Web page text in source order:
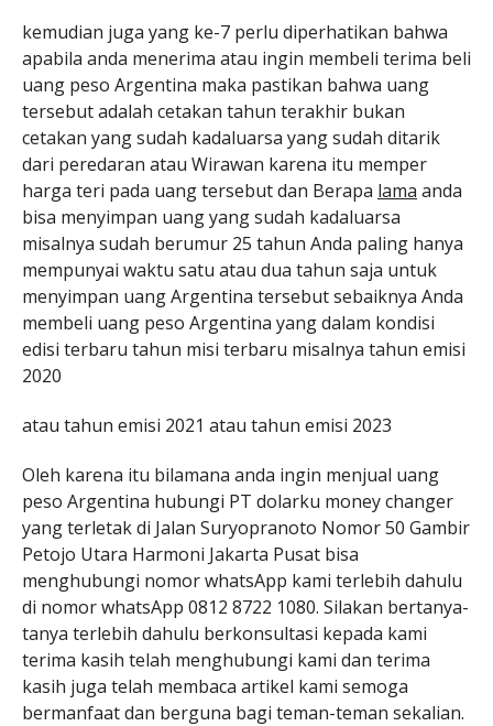
kemudian juga yang ke-7 perlu diperhatikan bahwa
apabila anda menerima atau ingin membeli terima beli
uang peso Argentina maka pastikan bahwa uang
tersebut adalah cetakan tahun terakhir bukan
cetakan yang sudah kadaluarsa yang sudah ditarik
dari peredaran atau Wirawan karena itu memper
harga teri pada uang tersebut dan Berapa lama anda
bisa menyimpan uang yang sudah kadaluarsa
misalnya sudah berumur 25 tahun Anda paling hanya
mempunyai waktu satu atau dua tahun saja untuk
menyimpan uang Argentina tersebut sebaiknya Anda
membeli uang peso Argentina yang dalam kondisi
edisi terbaru tahun misi terbaru misalnya tahun emisi
2020
atau tahun emisi 2021 atau tahun emisi 2023
Oleh karena itu bilamana anda ingin menjual uang
peso Argentina hubungi PT dolarku money changer
yang terletak di Jalan Suryopranoto Nomor 50 Gambir
Petojo Utara Harmoni Jakarta Pusat bisa
menghubungi nomor whatsApp kami terlebih dahulu
di nomor whatsApp 0812 8722 1080. Silakan bertanya-
tanya terlebih dahulu berkonsultasi kepada kami
terima kasih telah menghubungi kami dan terima
kasih juga telah membaca artikel kami semoga
bermanfaat dan berguna bagi teman-teman sekalian.